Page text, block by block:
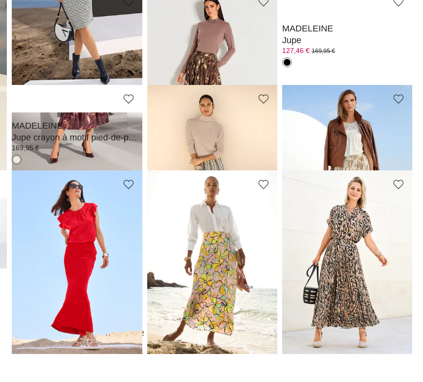
MADELEINE
Jupe
94,95 €229,95 €
Meilleur prix sous 30 jours**: 109,95 € (-13%)
MADELEINE
229,95 €
Meilleur prix sous 30 jours**: 109,95 €
MADELEINE
Jupe
127,46 €169,95 €
MADELEINE
Jupe crayon à motif pied-de-poule
169,95 €
MADELEINE
MADELEINE
179,95 €
MADELEINE
179,95 €
MADELEINE
169,95 €
MADELEINE
169,95 €
Meilleur prix sous 30 jours**: 139,95 € (-7%)
1 2